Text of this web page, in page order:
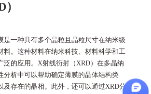
是一种具有多个晶粒且晶粒尺寸在纳米级
料。这种材料在纳米科技、材料科学和工
泛的应用。X射线衍射（XRD）在多晶纳
分析中可以帮助确定薄膜的晶体结构类
及存在的晶相。此外，还可以通过XRD分